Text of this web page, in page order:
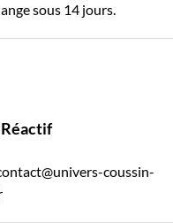
sous 14 jours.
coussin-